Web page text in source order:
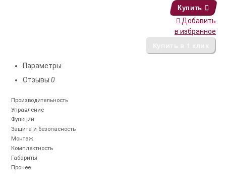
Купить
Добавить
в избранное
Параметры
Отзывы 0
Производительность
Управление
Функции
Защита и безопасность
Монтаж
Комплектность
Габариты
Прочее